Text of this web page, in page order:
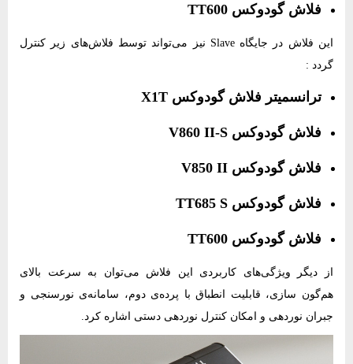
فلاش گودوکس TT600
این فلاش در جایگاه Slave نیز می‌تواند توسط فلاش‌های زیر کنترل
گردد :
ترانسمیتر فلاش گودوکس X1T
فلاش گودوکس V860 II-S
فلاش گودوکس V850 II
فلاش گودوکس TT685 S
فلاش گودوکس TT600
از دیگر ویژگی‌های کاربردی این فلاش می‌توان به سرعت بالای
هم‌گون سازی، قابلیت انطباق با پرده‌ی دوم، سامانه‌ی نورسنجی و
جبران نوردهی و امکان کنترل نوردهی دستی اشاره کرد.